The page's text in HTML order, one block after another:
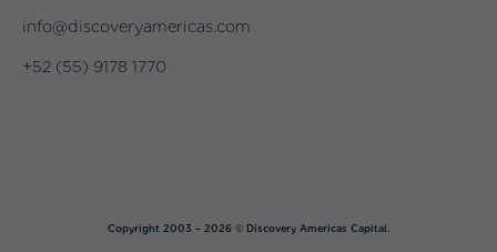
info@discoveryamericas.com
+52 (55) 9178 1770
Copyright 2003 – 2026 © Discovery Americas Capital.